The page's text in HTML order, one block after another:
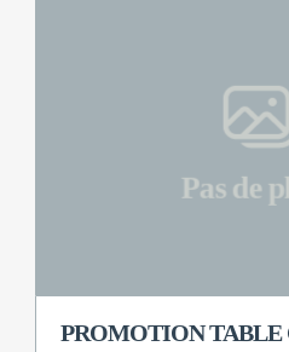
Pas de
PROMOTION TABLE